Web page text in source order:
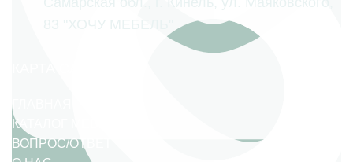
КАТАЛОГ МЕБЕЛИ
ВОПРОС/ОТВЕТ